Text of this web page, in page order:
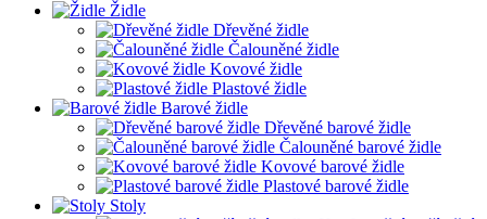
Židle
Dřevěné židle
Čalouněné židle
Kovové židle
Plastové židle
Barové židle
Dřevěné barové židle
Čalouněné barové židle
Kovové barové židle
Plastové barové židle
Stoly